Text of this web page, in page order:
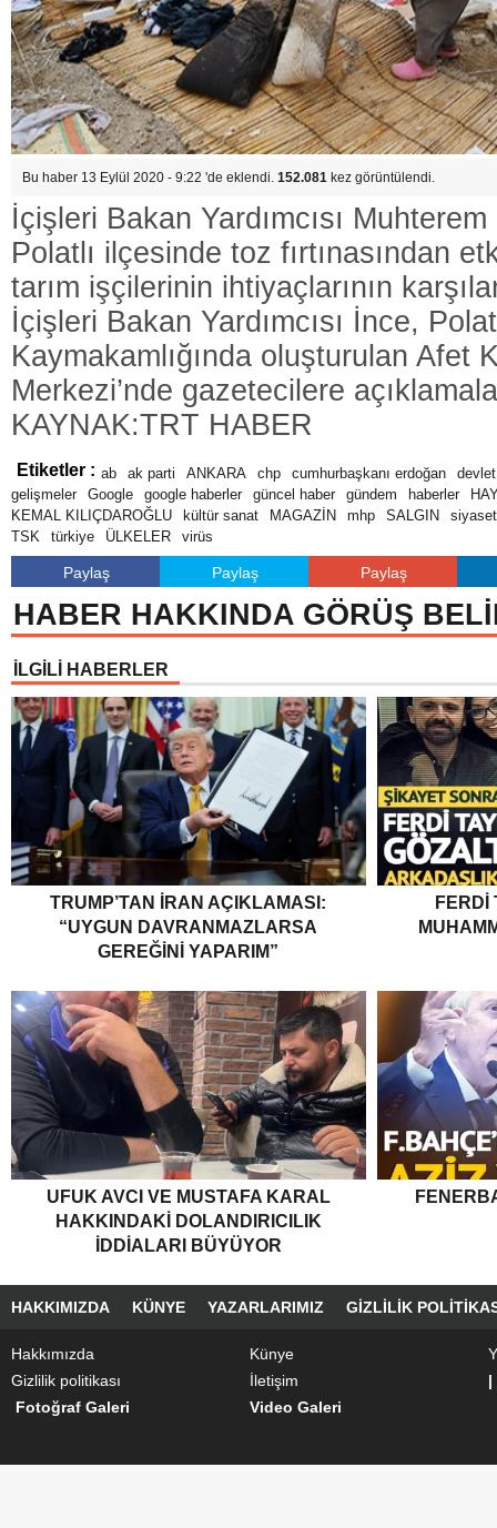
Bu haber 13 Eylül 2020 - 9:22 'de eklendi. 152.081 kez görüntülendi.
İçişleri Bakan Yardımcısı Muhterem
Polatlı ilçesinde toz fırtınasından
tarım işçilerinin ihtiyaçlarının
İçişleri Bakan Yardımcısı İnce,
Kaymakamlığında oluşturulan Afet
Merkezi’nde gazetecilere
KAYNAK:TRT HABER
Etiketler : ab ak parti ANKARA chp cumhurbaşkanı erdoğan
gelişmeler
Google google haberler güncel haber gündem haberler
KEMAL KILIÇDAROĞLU
kültür sanat MAGAZİN mhp SALGIN
siyaset
TSK
türkiye ÜLKELER virüs
Paylaş Paylaş Paylaş
HABER HAKKINDA GÖRÜŞ
İLGİLİ HABERLER
TRUMP’TAN İRAN AÇIKLAMASI:
“UYGUN DAVRANMAZLARSA
GEREĞINI YAPARIM”
FERDI
UFUK AVCI VE MUSTAFA KARAL
HAKKINDAKI DOLANDIRICILIK
İDDIALARI BÜYÜYOR
HAKKIMIZDA KÜNYE YAZARLARIMIZ GIZLILIK
Hakkımızda Künye
Gizlilik politikası
İletişim
|
Fotoğraf Galeri
Video Galeri